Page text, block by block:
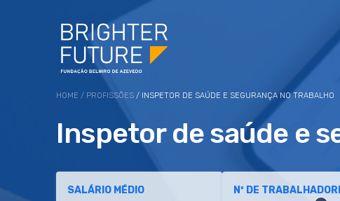
HOME / PROFISSÕES / INSPETOR DE SAÚDE E SEGURANÇA NO TRABALHO
Inspetor de saúde e
SALÁRIO MÉDIO Nº DE